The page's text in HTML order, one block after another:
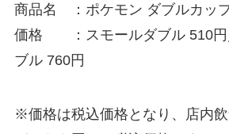
商品名 ：ポケモン ダブルカッ
価格 ：スモールダブル 510円
ブル 760円
※価格は税込価格となり、店内